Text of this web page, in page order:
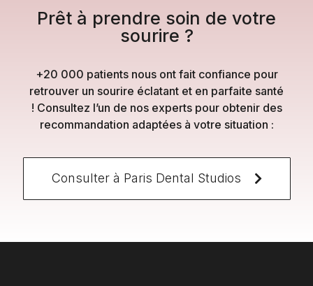
Prêt à prendre soin de votre
sourire ?
+20 000 patients nous ont fait confiance pour
retrouver un sourire éclatant et en parfaite santé
! Consultez l’un de nos experts pour obtenir des
recommandation adaptées à votre situation :
Consulter à Paris Dental Studios